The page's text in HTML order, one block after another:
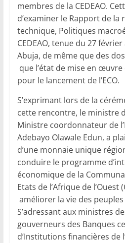
membres de la CEDEAO.
d’examiner le Rapport de
technique, Politiques
CEDEAO, tenue du 27
Abuja, de même que des
que l’état de mise en
pour le lancement de l’ECO.
S’exprimant lors de la
cette rencontre, le ministre
Ministre coordonnateur de
Adebayo Olawale Edun, a
d’une monnaie unique
conduire le programme
économique de la
Etats de l’Afrique de l’Ouest
améliorer la vie des
S’adressant aux ministres
gouverneurs des Banques
d’Institutions financières de